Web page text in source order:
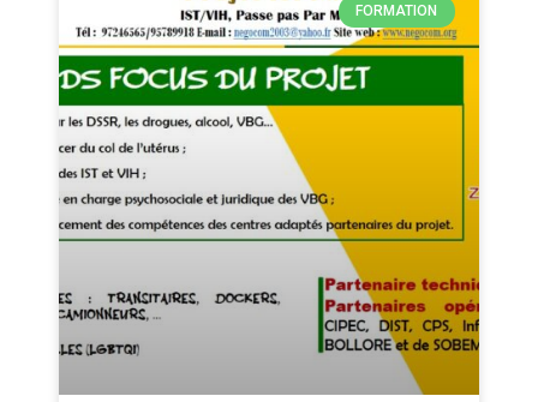
FORMATION